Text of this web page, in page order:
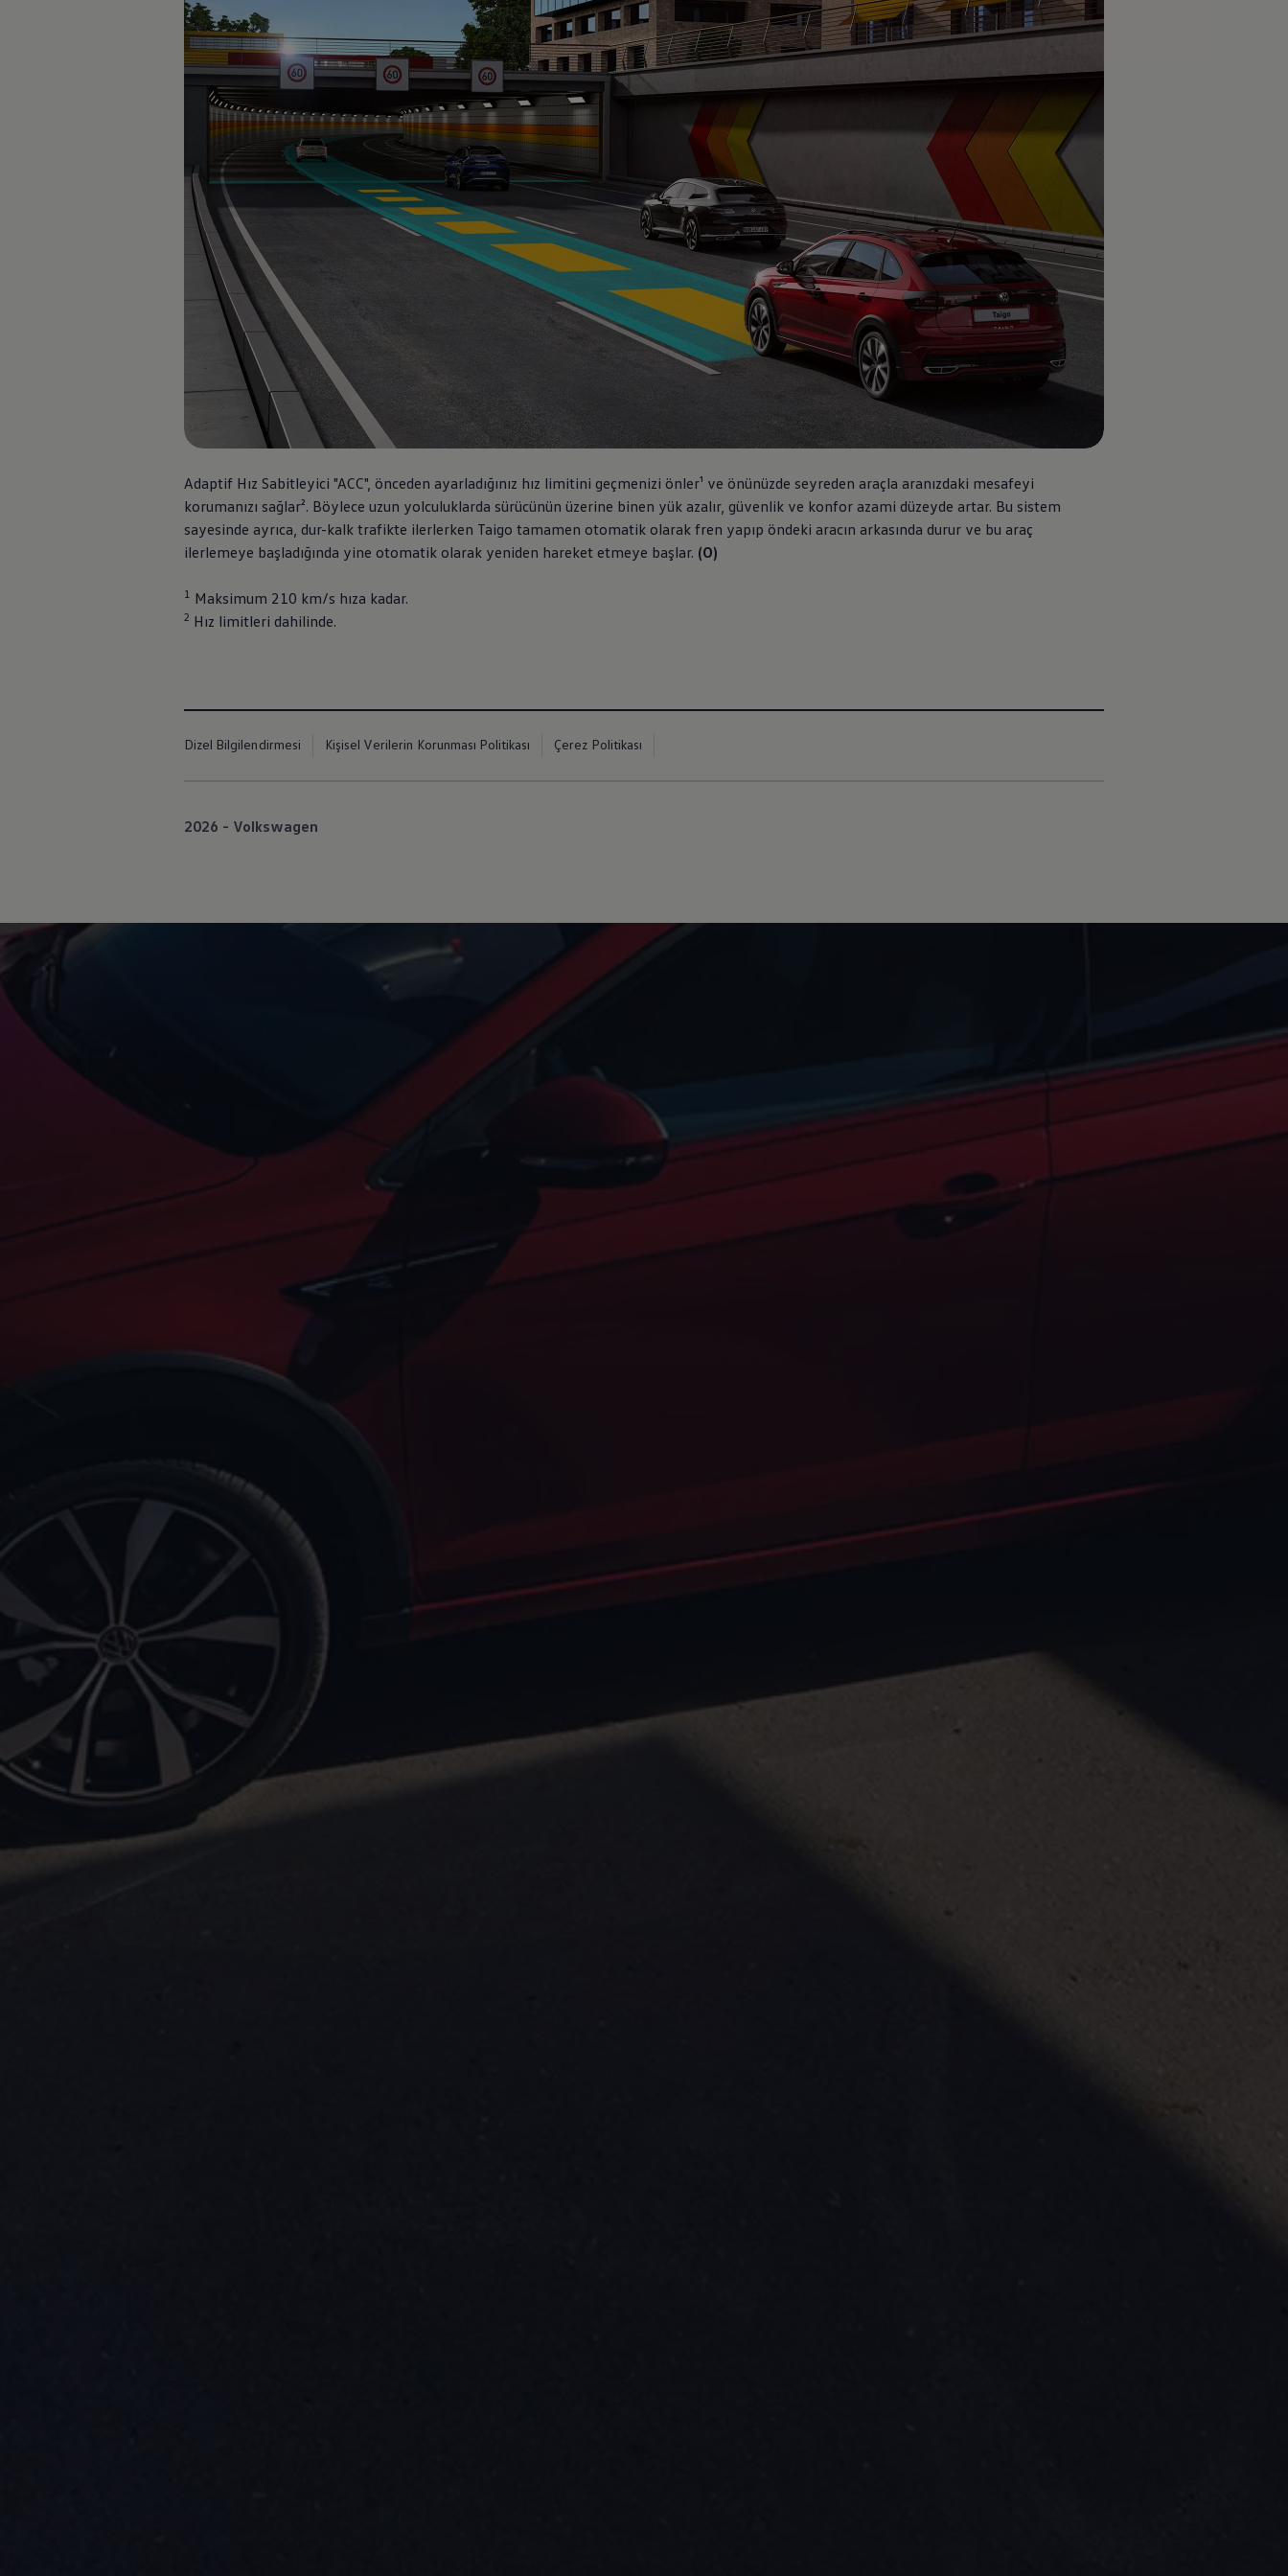
vdf Klasik Kredi®
vdf Servis Kredisi®
Sigorta Çözümleri
Volkswagen Kasko®
Volkswagen Garanti Plus®
Volkswagen Hizmet Sözleri
Bakım ve Onarım Hizmetleri
Check-Up Hizmeti
Gönüllü Geri Çağırma
Motor Yağları
Kaporta ve Boya
Aksesuar ve Yedek Parça
Volkswagen Orijinal Aksesuarlar®
Volkswagen Orijinal Parçalar®
Lastik Bilgilendirmesi
Garanti ve Mobilite
Bilgi ve Eğlence Sistemi Güncellemeleri
e-Kullanım Kılavuzu
Volkswagenim Uygulaması
İkaz Lambaları ve Anlamları
Volkswagen Yol Yardım ve İletişim
WLTP ve Yakıt Tasarruf İpuçları
Volkswagen Sözlük
Adaptif Hız Sabitleyici "ACC", önceden ayarladığınız hız limitini geçmenizi önler¹ ve önünüzde seyreden araçla aranızdaki mesafeyi
korumanızı sağlar². Böylece uzun yolculuklarda sürücünün üzerine binen yük azalır, güvenlik ve konfor azami düzeyde artar. Bu sistem
sayesinde ayrıca, dur-kalk trafikte ilerlerken Taigo tamamen otomatik olarak fren yapıp öndeki aracın arkasında durur ve bu araç
ilerlemeye başladığında yine otomatik olarak yeniden hareket etmeye başlar. (O)
1 Maksimum 210 km/s hıza kadar.
2 Hız limitleri dahilinde.
Dizel Bilgilendirmesi Kişisel Verilerin Korunması Politikası Çerez Politikası
2026 - Volkswagen